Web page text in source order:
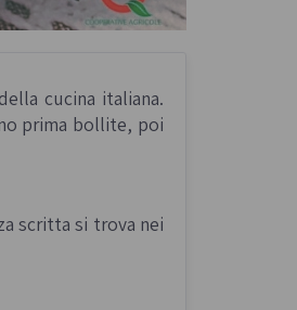
cucina italiana.
prima bollite, poi
scritta si trova nei